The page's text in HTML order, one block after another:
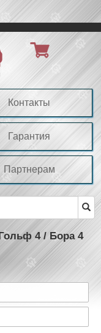
Контакты
Гарантия
Партнерам
4 / Бора 4